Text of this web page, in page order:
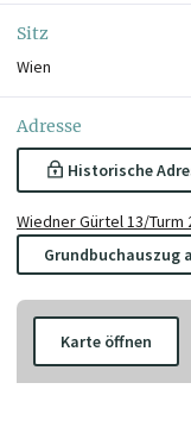
Sitz
Wien
Adresse
Historische
Wiedner Gürtel 13/Turm
Grundbuchauszug
Karte öffnen